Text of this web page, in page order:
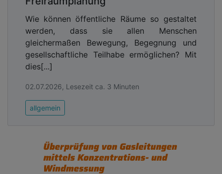
Wie können öffentliche Räume so gestaltet
werden, dass sie allen Menschen
gleichermaßen Bewegung, Begegnung und
gesellschaftliche Teilhabe ermöglichen? Mit
dies[...]
02.07.2026, Lesezeit ca. 3 Minuten
allgemein